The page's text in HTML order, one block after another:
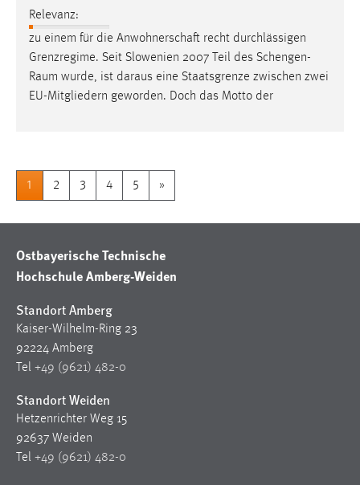
Relevanz:
zu einem für die Anwohnerschaft recht durchlässigen
Grenzregime. Seit Slowenien 2007 Teil des Schengen-
Raum wurde, ist daraus eine Staatsgrenze zwischen zwei
EU-Mitgliedern geworden. Doch das Motto der
1 2 3 4 5 »
Ostbayerische Technische
Hochschule Amberg-Weiden
Standort Amberg
Kaiser-Wilhelm-Ring 23
92224 Amberg
Tel +49 (9621) 482-0
Standort Weiden
Hetzenrichter Weg 15
92637 Weiden
Tel +49 (9621) 482-0